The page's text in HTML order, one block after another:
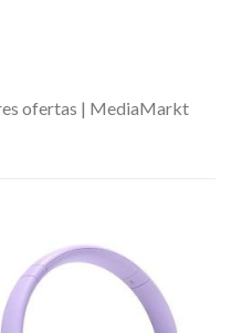
ofertas | MediaMarkt